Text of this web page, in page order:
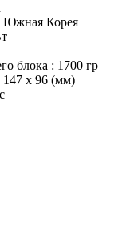
Южная Корея
блока : 1700 гр
147 х 96 (мм)